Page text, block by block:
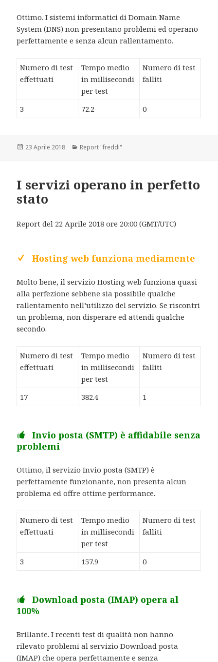
Ottimo. I sistemi informatici di Domain Name
System (DNS) non presentano problemi ed operano
perfettamente e senza alcun rallentamento.
Numero di test
effettuati
Tempo medio
in millisecondi
per test
Numero di test
falliti
3 72.2 0
Scritto
23 Aprile 2018 Categorie
Report "freddi"
I servizi operano in perfetto
stato
Report del 22 Aprile 2018 ore 20:00 (GMT/UTC)
Hosting web funziona mediamente
Molto bene, il servizio Hosting web funziona quasi
alla perfezione sebbene sia possibile qualche
rallentamento nell’utilizzo del servizio. Se riscontri
un problema, non disperare ed attendi qualche
secondo.
Numero di test
effettuati
Tempo medio
in millisecondi
per test
Numero di test
falliti
17 382.4 1
Invio posta (SMTP) è affidabile senza
problemi
Ottimo, il servizio Invio posta (SMTP) è
perfettamente funzionante, non presenta alcun
problema ed offre ottime performance.
Numero di test
effettuati
Tempo medio
in millisecondi
per test
Numero di test
falliti
3 157.9 0
Download posta (IMAP) opera al
100%
Brillante. I recenti test di qualità non hanno
rilevato problemi al servizio Download posta
(IMAP) che opera perfettamente e senza